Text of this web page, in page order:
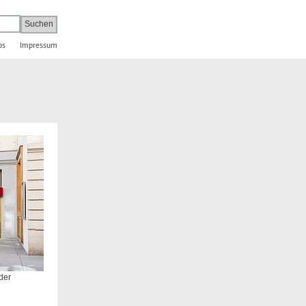
Impressum